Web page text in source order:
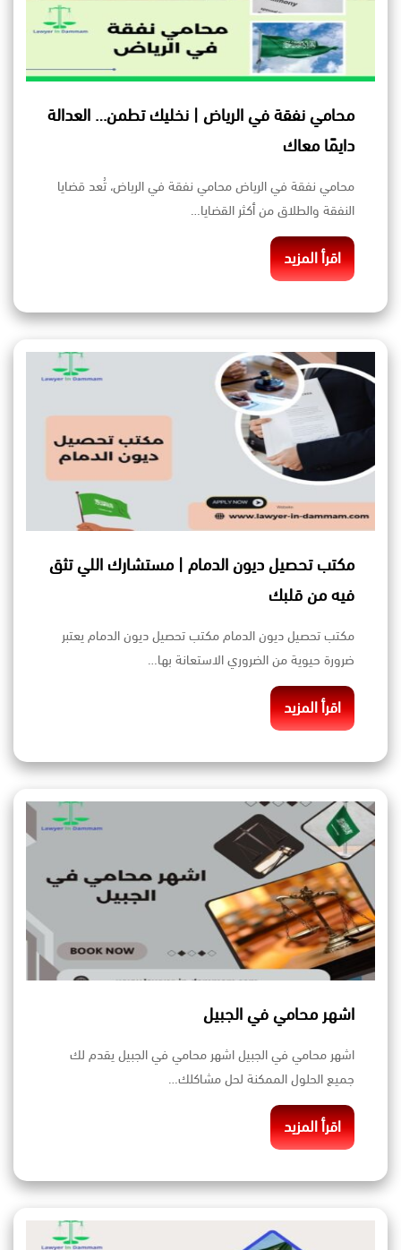
محامي نفقة في الرياض | نخليك تطمن… العدالة
دايمًا معاك
محامي نفقة في الرياض محامي نفقة في الرياض، تُعد قضايا
النفقة والطلاق من أكثر القضايا…
اقرأ المزيد
مكتب تحصيل ديون الدمام | مستشارك اللي تثق
فيه من قلبك
مكتب تحصيل ديون الدمام مكتب تحصيل ديون الدمام يعتبر
ضرورة حيوية من الضروري الاستعانة بها…
اقرأ المزيد
اشهر محامي في الجبيل
اشهر محامي في الجبيل اشهر محامي في الجبيل يقدم لك
جميع الحلول الممكنة لحل مشاكلك…
اقرأ المزيد